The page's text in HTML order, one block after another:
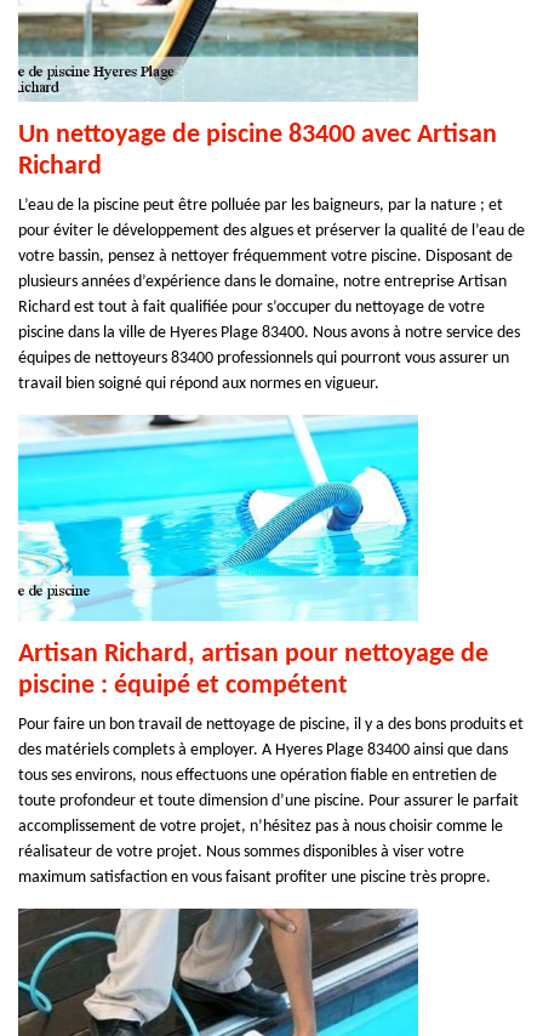
Un nettoyage de piscine 83400 avec Artisan
Richard
L’eau de la piscine peut être polluée par les baigneurs, par la nature ; et
pour éviter le développement des algues et préserver la qualité de l’eau de
votre bassin, pensez à nettoyer fréquemment votre piscine. Disposant de
plusieurs années d’expérience dans le domaine, notre entreprise Artisan
Richard est tout à fait qualifiée pour s’occuper du nettoyage de votre
piscine dans la ville de Hyeres Plage 83400. Nous avons à notre service des
équipes de nettoyeurs 83400 professionnels qui pourront vous assurer un
travail bien soigné qui répond aux normes en vigueur.
Artisan Richard, artisan pour nettoyage de
piscine : équipé et compétent
Pour faire un bon travail de nettoyage de piscine, il y a des bons produits et
des matériels complets à employer. A Hyeres Plage 83400 ainsi que dans
tous ses environs, nous effectuons une opération fiable en entretien de
toute profondeur et toute dimension d’une piscine. Pour assurer le parfait
accomplissement de votre projet, n’hésitez pas à nous choisir comme le
réalisateur de votre projet. Nous sommes disponibles à viser votre
maximum satisfaction en vous faisant profiter une piscine très propre.